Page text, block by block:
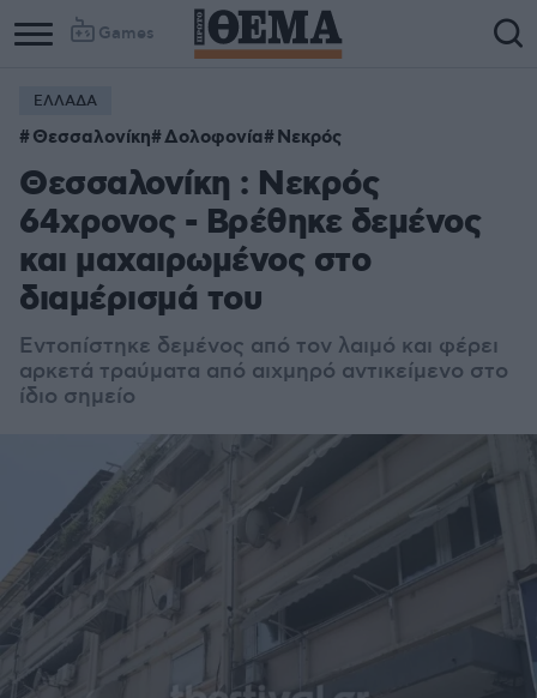
Games
ΕΛΛΑΔΑ
Θεσσαλονίκη Δολοφονία Νεκρός
Θεσσαλονίκη : Νεκρός
64χρονος - Βρέθηκε δεμένος
και μαχαιρωμένος στο
διαμέρισμά του
Εντοπίστηκε δεμένος από τον λαιμό και φέρει
αρκετά τραύματα από αιχμηρό αντικείμενο στο
ίδιο σημείο